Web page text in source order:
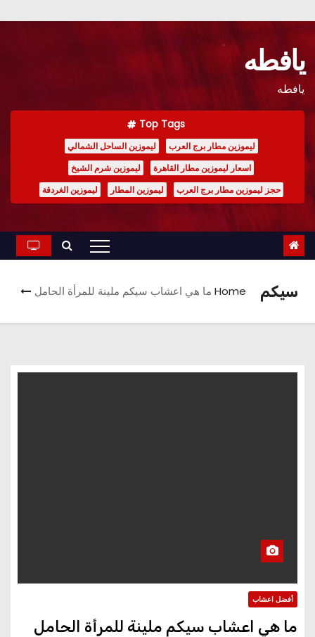
Skip
content
يافطه
يافطه
Top Tags
ليموزين مطار برج العرب
ليموزين الساحل الشمالي
اسعار ليموزين مطار القاهرة
ليموزين شرم الشيخ
حجز ليموزين مطار برج العرب
ليموزين المطار ليموزين الغردقة
سيكم Home ما هي اعشاب سيكم ملينة للمرأة الحامل
أفضل اعشاب
ما هي اعشاب سيكم ملينة للمرأة الحامل